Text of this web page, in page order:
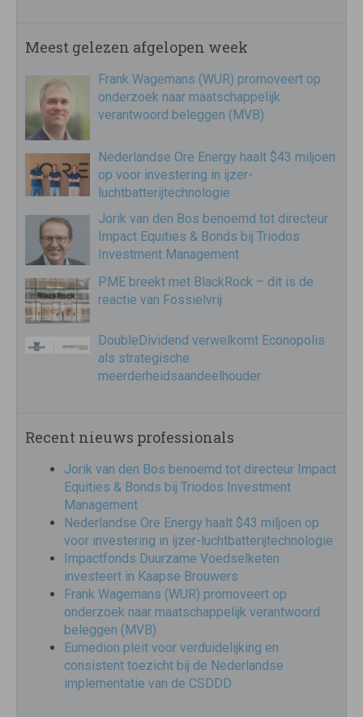
Meest gelezen afgelopen week
Frank Wagemans (WUR) promoveert op
onderzoek naar maatschappelijk
verantwoord beleggen (MVB)
Nederlandse Ore Energy haalt $43 miljoen
op voor investering in ijzer-
luchtbatterijtechnologie
Jorik van den Bos benoemd tot directeur
Impact Equities & Bonds bij Triodos
Investment Management
PME breekt met BlackRock – dit is de
reactie van Fossielvrij
DoubleDividend verwelkomt Econopolis
als strategische
meerderheidsaandeelhouder
Recent nieuws professionals
Jorik van den Bos benoemd tot directeur Impact
Equities & Bonds bij Triodos Investment
Management
Nederlandse Ore Energy haalt $43 miljoen op
voor investering in ijzer-luchtbatterijtechnologie
Impactfonds Duurzame Voedselketen
investeert in Kaapse Brouwers
Frank Wagemans (WUR) promoveert op
onderzoek naar maatschappelijk verantwoord
beleggen (MVB)
Eumedion pleit voor verduidelijking en
consistent toezicht bij de Nederlandse
implementatie van de CSDDD